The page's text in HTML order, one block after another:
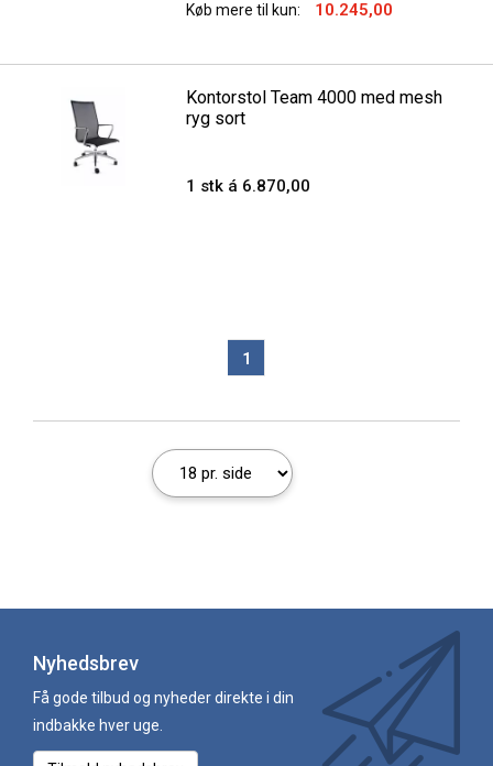
Køb mere til kun: 10.245,00
Kontorstol Team 4000 med mesh
ryg sort
1 stk á 6.870,00
1
Nyhedsbrev
Få gode tilbud og nyheder direkte i din
indbakke hver uge.